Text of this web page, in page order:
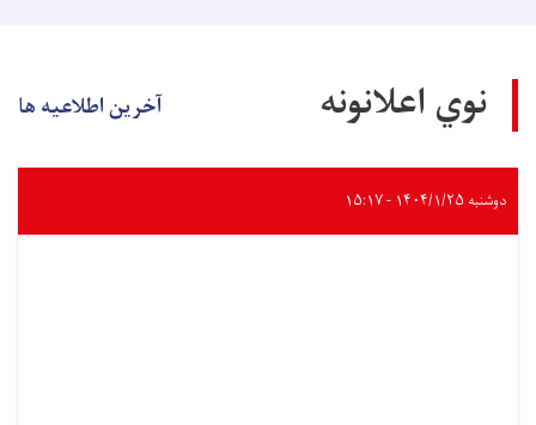
نوي اعلانونه آخرین اطلاعیه ها
دوشنبه ۱۴۰۴/۱/۲۵ - ۱۵:۱۷